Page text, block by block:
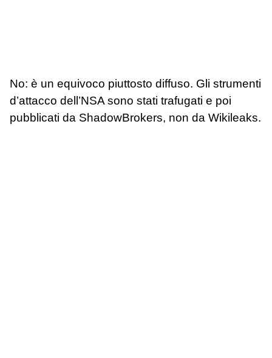
No: è un equivoco piuttosto diffuso. Gli strumenti
d’attacco dell’NSA sono stati trafugati e poi
pubblicati da ShadowBrokers, non da Wikileaks.